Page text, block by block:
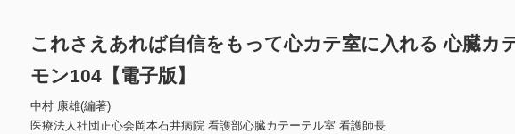
これさえあれば自信をもって心カテ室に入れる 心臓カ
モン104【電子版】
中村 康雄(編著)
医療法人社団正心会岡本石井病院 看護部心臓カテーテル室 看護師長